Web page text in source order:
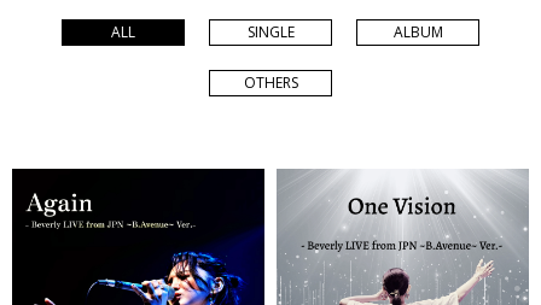
ALL SINGLE ALBUM
OTHERS